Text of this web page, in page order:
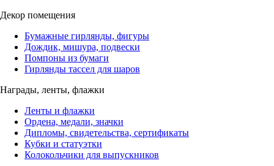
Декор помещения
Бумажные гирлянды, фигуры
Дождик, мишура, подвески
Помпоны из бумаги
Гирлянды тассел для шаров
Награды, ленты, флажки
Ленты и флажки
Ордена, медали, значки
Дипломы, свидетельства, сертификаты
Кубки и статуэтки
Колокольчики для выпускников